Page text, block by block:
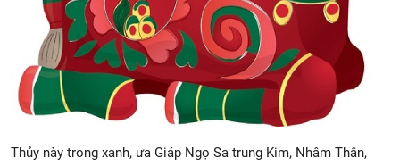
Thủy này trong xanh, ưa Giáp Ngọ Sa trung Kim, Nhâm Thân,